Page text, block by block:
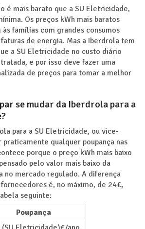
é mais barato que a SU Eletricidade,
Os preços kWh mais baratos
famílias com grandes consumos
de energia. Mas a Iberdrola tem
a SU Eletricidade no custo diário
e por isso deve fazer uma
de preços para tomar a melhor
se mudar da Iberdrola para a
para a SU Eletricidade, ou vice-
praticamente qualquer poupança nas
porque o preço kWh mais baixo
pelo valor mais baixo da
no mercado regulado. A diferença
é, no máximo, de 24€,
seguinte:
Poupança